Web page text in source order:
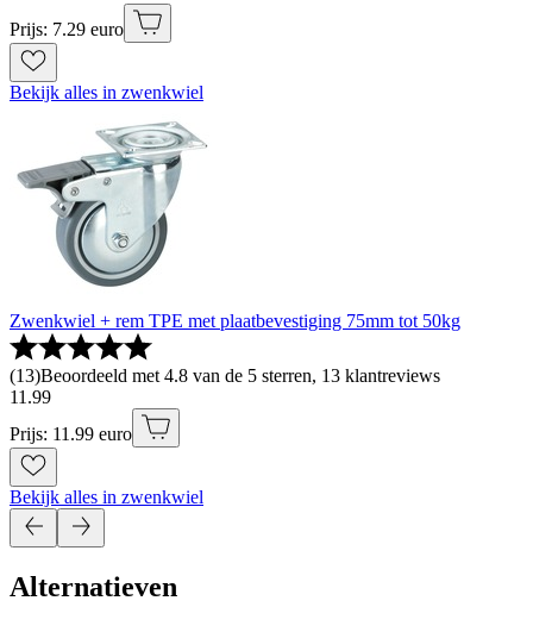
Prijs: 7.29 euro
Bekijk alles in zwenkwiel
Zwenkwiel + rem TPE met plaatbevestiging 75mm tot 50kg
(13)Beoordeeld met 4.8 van de 5 sterren, 13 klantreviews
11 .99
Prijs: 11.99 euro
Bekijk alles in zwenkwiel
Alternatieven